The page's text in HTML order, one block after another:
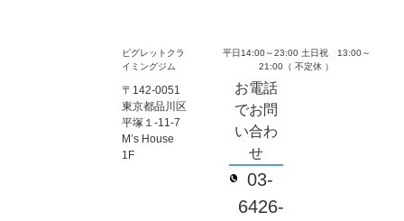
ピグレットクラ
イミングジム
〒142-0051
東京都品川区
平塚１-11-7
M’s House
1F
平日14:00～23:00 土日祝 13:00～
21:00（ 不定休 ）
お電話
でお問
い合わ
せ
03-
6426-